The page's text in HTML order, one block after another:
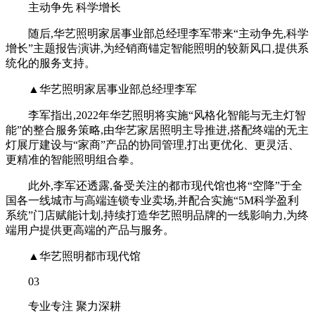
主动争先 科学增长
随后,华艺照明家居事业部总经理李军带来“主动争先,科学
增长”主题报告演讲,为经销商锚定智能照明的较新风口,提供系
统化的服务支持。
▲华艺照明家居事业部总经理李军
李军指出,2022年华艺照明将实施“风格化智能与无主灯智
能”的整合服务策略,由华艺家居照明主导推进,搭配终端的无主
灯展厅建设与“家商”产品的协同管理,打出更优化、更灵活、
更精准的智能照明组合拳。
此外,李军还透露,备受关注的都市现代馆也将“空降”于全
国各一线城市与高端连锁专业卖场,并配合实施“5M科学盈利
系统”门店赋能计划,持续打造华艺照明品牌的一线影响力,为终
端用户提供更高端的产品与服务。
▲华艺照明都市现代馆
03
专业专注 聚力深耕